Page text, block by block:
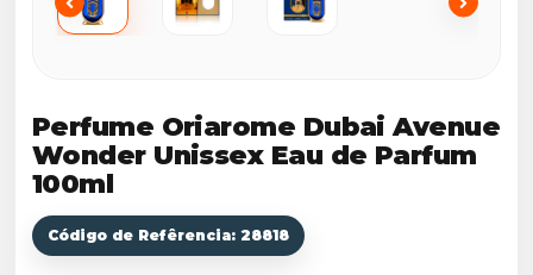
Perfume Oriarome Dubai Avenue
Wonder Unissex Eau de Parfum
100ml
Código de Refêrencia: 28818